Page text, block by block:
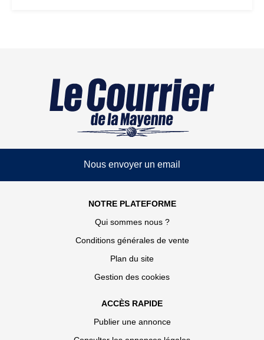
Nous envoyer un email
NOTRE PLATEFORME
Qui sommes nous ?
Conditions générales de vente
Plan du site
Gestion des cookies
ACCÈS RAPIDE
Publier une annonce